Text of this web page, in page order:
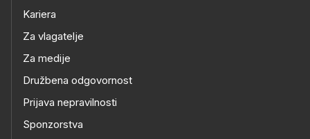
Kariera
Za vlagatelje
Za medije
Družbena odgovornost
Prijava nepravilnosti
Sponzorstva